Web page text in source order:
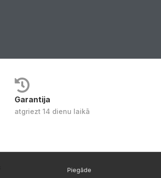
Garantija
atgriezt 14 dienu laikā
Piegāde